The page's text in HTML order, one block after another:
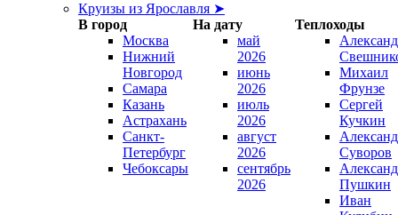
Круизы из Ярославля ➤
В город
На дату
Теплоходы
Москва
Нижний
Новгород
Самара
Казань
Астрахань
Санкт-
Петербург
Чебоксары
май
2026
июнь
2026
июль
2026
август
2026
сентябрь
2026
Михаил
Фрунзе
Сергей
Кучкин
Суворов
Пушкин
Иван